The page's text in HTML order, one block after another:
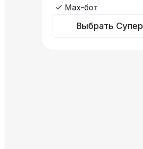
Max-бот
Выбрать Супер